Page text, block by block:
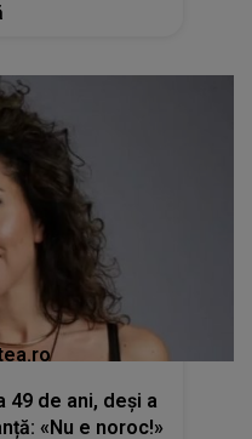
49 de ani, deși a
«Nu e noroc!»